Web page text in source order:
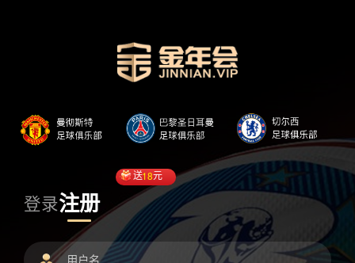
登录注册
送18元